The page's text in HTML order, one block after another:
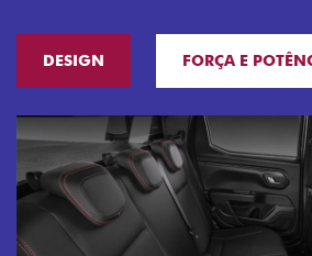
DESIGN FORÇA E